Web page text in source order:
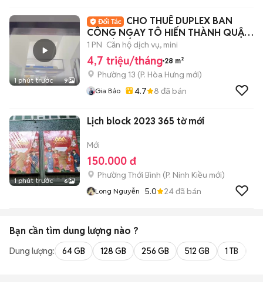
1 phút trước 9
CHO THUÊ DUPLEX BAN
CÔNG NGAY TÔ HIẾN THÀNH QUẬN
10 GIÁ TỐT
1 PN Căn hộ dịch vụ, mini
4,7 triệu/tháng 28 m²
Phường 13 (P. Hòa Hưng mới)
Gia Bảo 4.7 8 đã bán
1 phút trước 6
Lịch block 2023 365 tờ mới
Mới
150.000 đ
Phường Thới Bình (P. Ninh Kiều mới)
Long Nguyễn 5.0 24đã bán
Bạn cần tìm dung lượng nào ?
Dung lượng: 64 GB 128 GB 256 GB 512 GB 1 TB